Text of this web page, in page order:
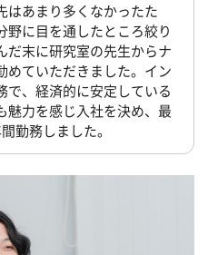
はあまり多くなかったた
野に目を通したところ絞り
末に研究室の先生からナ
めていただきました。イン
で、経済的に安定している
魅力を感じ入社を決め、最
勤務しました。